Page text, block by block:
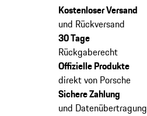
Kostenloser Versand
und Rückversand
30 Tage
Rückgaberecht
Offizielle Produkte
direkt von Porsche
Sichere Zahlung
und Datenübertragung